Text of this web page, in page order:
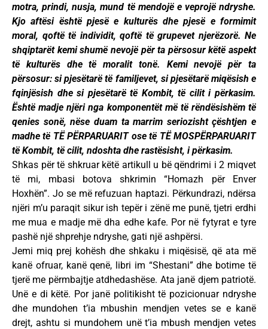
motra, prindi, nusja, mund të mendojë e veprojë ndryshe.
Kjo aftësi është pjesë e kulturës dhe pjesë e formimit
moral, qoftë të individit, qoftë të grupevet njerëzorë. Ne
shqiptarët kemi shumë nevojë për ta përsosur këtë aspekt
të kulturës dhe të moralit tonë. Kemi nevojë për ta
përsosur: si pjesëtarë të familjevet, si pjesëtarë miqësish e
fqinjësish dhe si pjesëtarë të Kombit, të cilit i përkasim.
Është madje njëri nga komponentët më të rëndësishëm të
qenies sonë, nëse duam ta marrim seriozisht çështjen e
madhe të TË PËRPARUARIT ose të TË MOSPËRPARUARIT
të Kombit, të cilit, ndoshta dhe rastësisht, i përkasim.
Shkas për të shkruar këtë artikull u bë qëndrimi i 2 miqvet
të mi, mbasi botova shkrimin “Homazh për Enver
Hoxhën”. Jo se më refuzuan haptazi. Përkundrazi, ndërsa
njëri m’u paraqit sikur ish tepër i zënë me punë, tjetri erdhi
me mua e madje më dha edhe kafe. Por në fytyrat e tyre
pashë një shprehje ndryshe, gati një ashpërsi.
Jemi miq prej kohësh dhe shkaku i miqësisë, që ata më
kanë ofruar, kanë qenë, libri im “Shestani” dhe botime të
tjerë me përmbajtje atdhedashëse. Ata janë djem patriotë.
Unë e di këtë. Por janë politikisht të pozicionuar ndryshe
dhe mundohen t’ia mbushin mendjen vetes se e kanë
drejt, ashtu si mundohem unë t’ia mbush mendjen vetes